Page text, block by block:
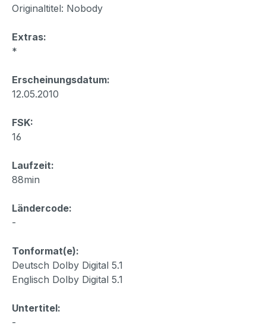
Originaltitel: Nobody
Extras:
*
Erscheinungsdatum:
12.05.2010
FSK:
16
Laufzeit:
88min
Ländercode:
-
Tonformat(e):
Deutsch Dolby Digital 5.1
Englisch Dolby Digital 5.1
Untertitel:
-